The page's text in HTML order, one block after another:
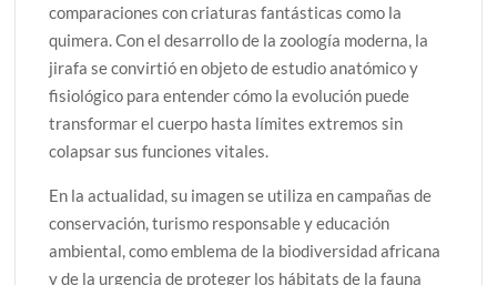
comparaciones con criaturas fantásticas como la
quimera. Con el desarrollo de la zoología moderna, la
jirafa se convirtió en objeto de estudio anatómico y
fisiológico para entender cómo la evolución puede
transformar el cuerpo hasta límites extremos sin
colapsar sus funciones vitales.
En la actualidad, su imagen se utiliza en campañas de
conservación, turismo responsable y educación
ambiental, como emblema de la biodiversidad africana
y de la urgencia de proteger los hábitats de la fauna